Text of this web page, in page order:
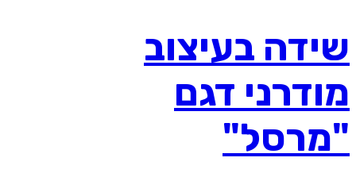
שידה בעיצוב
מודרני דגם
"מרסל"